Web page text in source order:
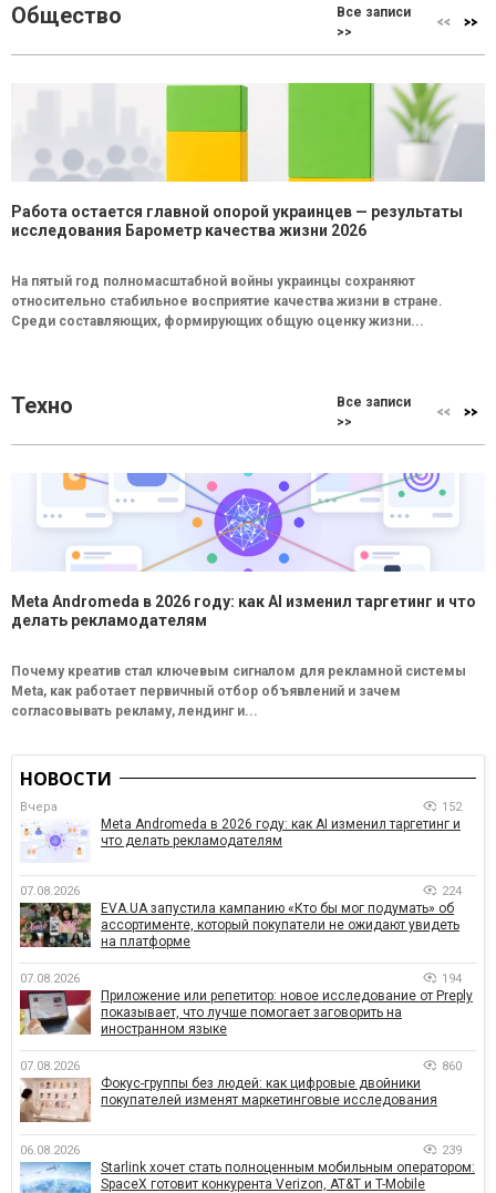
Общество
Все записи
>>
Работа остается главной опорой украинцев — результаты
исследования Барометр качества жизни 2026
На пятый год полномасштабной войны украинцы сохраняют
относительно стабильное восприятие качества жизни в стране.
Среди составляющих, формирующих общую оценку жизни...
Техно
Все записи
>>
Meta Andromeda в 2026 году: как AI изменил таргетинг и что
делать рекламодателям
Почему креатив стал ключевым сигналом для рекламной системы
Meta, как работает первичный отбор объявлений и зачем
согласовывать рекламу, лендинг и...
НОВОСТИ
Вчера 152
Meta Andromeda в 2026 году: как AI изменил таргетинг и
что делать рекламодателям
07.08.2026 224
EVA.UA запустила кампанию «Кто бы мог подумать» об
ассортименте, который покупатели не ожидают увидеть
на платформе
07.08.2026 194
Приложение или репетитор: новое исследование от Preply
показывает, что лучше помогает заговорить на
иностранном языке
07.08.2026 860
Фокус-группы без людей: как цифровые двойники
покупателей изменят маркетинговые исследования
06.08.2026 239
Starlink хочет стать полноценным мобильным оператором:
SpaceX готовит конкурента Verizon, AT&T и T-Mobile